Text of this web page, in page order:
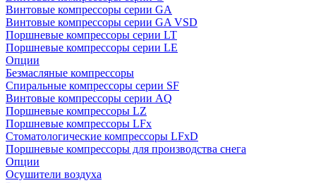
Винтовые компрессоры cерии GA
Винтовые компрессоры cерии GA VSD
Поршневые компрессоры серии LT
Поршневые компрессоры серии LE
Опции
Безмасляные компрессоры
Спиральные компрессоры серии SF
Винтовые компрессоры серии AQ
Поршневые компрессоры LZ
Поршневые компрессоры LFx
Стоматологические компрессоры LFxD
Поршневые компрессоры для производства снега
Опции
Осушители воздуха